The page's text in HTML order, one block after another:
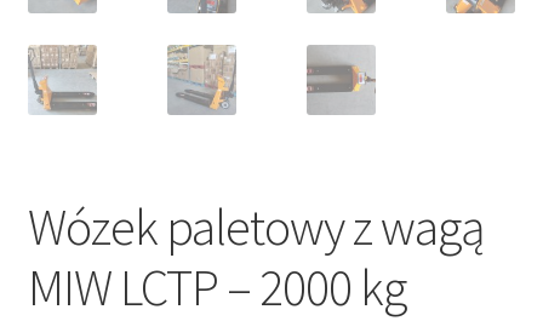
Wózek paletowy z wagą
MIW LCTP – 2000 kg